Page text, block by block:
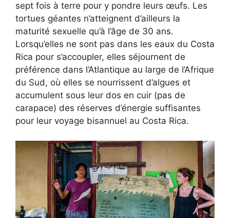
sept fois à terre pour y pondre leurs œufs. Les
tortues géantes n’atteignent d’ailleurs la
maturité sexuelle qu’à l’âge de 30 ans.
Lorsqu’elles ne sont pas dans les eaux du Costa
Rica pour s’accoupler, elles séjournent de
préférence dans l’Atlantique au large de l’Afrique
du Sud, où elles se nourrissent d’algues et
accumulent sous leur dos en cuir (pas de
carapace) des réserves d’énergie suffisantes
pour leur voyage bisannuel au Costa Rica.